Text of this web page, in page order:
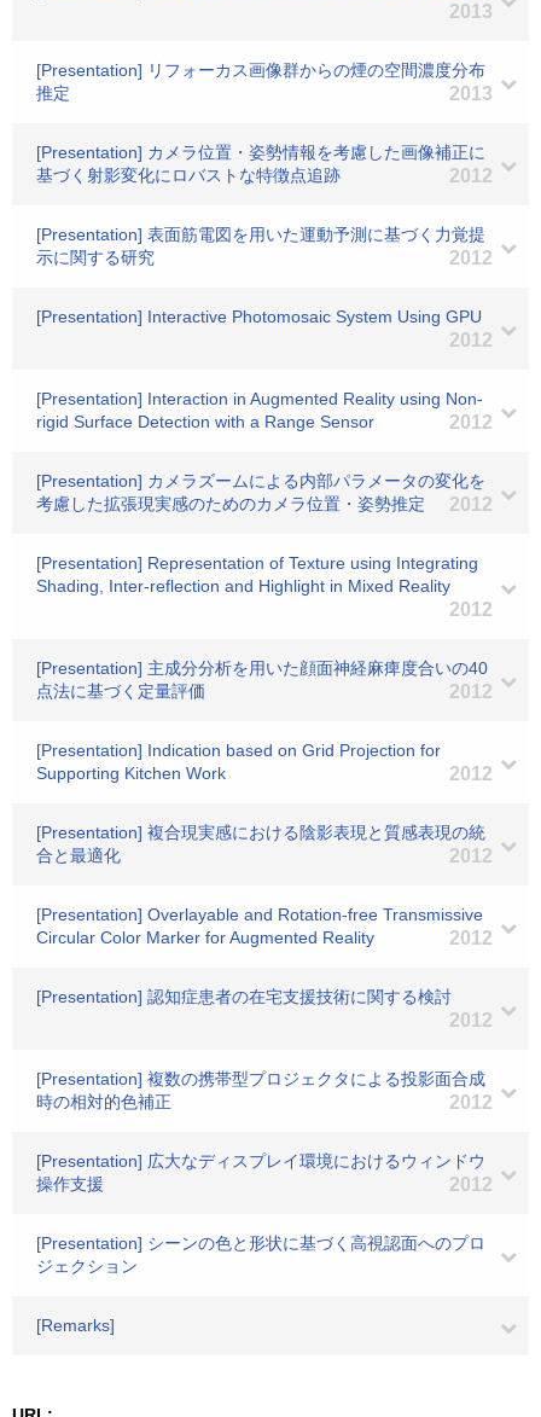
2013
[Presentation] リフォーカス画像群からの煙の空間濃度分布
推定
2013
[Presentation] カメラ位置・姿勢情報を考慮した画像補正に
基づく射影変化にロバストな特徴点追跡
2012
[Presentation] 表面筋電図を用いた運動予測に基づく力覚提
示に関する研究
2012
[Presentation] Interactive Photomosaic System Using GPU
2012
[Presentation] Interaction in Augmented Reality using Non-
rigid Surface Detection with a Range Sensor
2012
[Presentation] カメラズームによる内部パラメータの変化を
考慮した拡張現実感のためのカメラ位置・姿勢推定
2012
[Presentation] Representation of Texture using Integrating
Shading, Inter-reflection and Highlight in Mixed Reality
2012
[Presentation] 主成分分析を用いた顔面神経麻痺度合いの40
点法に基づく定量評価
2012
[Presentation] Indication based on Grid Projection for
Supporting Kitchen Work
2012
[Presentation] 複合現実感における陰影表現と質感表現の統
合と最適化
2012
[Presentation] Overlayable and Rotation-free Transmissive
Circular Color Marker for Augmented Reality
2012
[Presentation] 認知症患者の在宅支援技術に関する検討
2012
[Presentation] 複数の携帯型プロジェクタによる投影面合成
時の相対的色補正
2012
[Presentation] 広大なディスプレイ環境におけるウィンドウ
操作支援
2012
[Presentation] シーンの色と形状に基づく高視認面へのプロ
ジェクション
[Remarks]